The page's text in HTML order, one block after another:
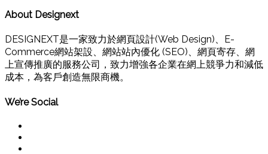
About Designext
DESIGNEXT是一家致力於網頁設計(Web Design)、E-
Commerce網站架設、網站站內優化 (SEO)、網頁寄存、網
上宣傳推廣的服務公司，致力增強各企業在網上競爭力和減低
成本，為客戶創造無限商機。
We’re Social